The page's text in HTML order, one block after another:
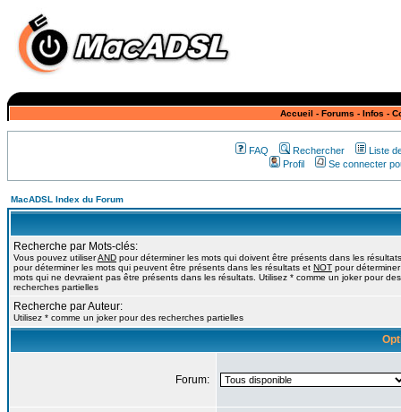
Accueil - Forums - Infos -
FAQ Rechercher
Liste
Profil
Se connecter
MacADSL Index du Forum
Recherche par Mots-clés:
Vous pouvez utiliserAND pour déterminer les mots qui doivent être présents dans les
pour déterminer les mots qui peuvent être présents dans les résultats et NOT pour
mots qui ne devraient pas être présents dans les résultats. Utilisez * comme un joker pour des
recherches partielles
Recherche par Auteur:
Utilisez * comme un joker pour des recherches partielles
Forum: